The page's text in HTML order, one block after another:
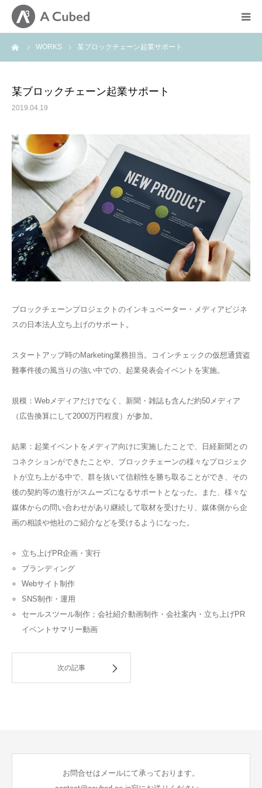
WORKS 某ブロックチェーン起業サポート
某ブロックチェーン起業サポート
2019.04.19
ブロックチェーンプロジェクトのインキュベーター・メディアビジネ
スの日本法人立ち上げのサポート。
スタートアップ時のMarketing業務担当。コインチェックの仮想通貨盗
難事件後の風当りの強い中での、起業発表会イベントを実施。
規模：Webメディアだけでなく、新聞・雑誌も含んだ約50メディア
（広告換算にして2000万円程度）が参加。
結果：起業イベントをメディア向けに実施したことで、日経新聞との
コネクションができたことや、ブロックチェーンの様々なプロジェク
トが立ち上がる中で、群を抜いて信頼性を勝ち取ることができ、その
後の契約等の進行がスムーズになるサポートとなった。また、様々な
媒体からの問い合わせがあり継続して取材を受けたり、媒体側から企
画の相談や他社のご紹介などを受けるようになった。
立ち上げPR企画・実行
ブランディング
Webサイト制作
SNS制作・運用
セールスツール制作；会社紹介動画制作・会社案内・立ち上げPR
イベントサマリー動画
次の記事
お問合せはメールにて承っております。
HOME
会社概要
プライバシーポリシー